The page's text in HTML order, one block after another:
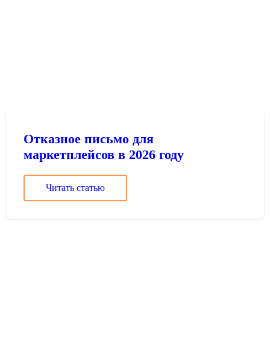
Отказное письмо для
маркетплейсов в 2026 году
Читать статью